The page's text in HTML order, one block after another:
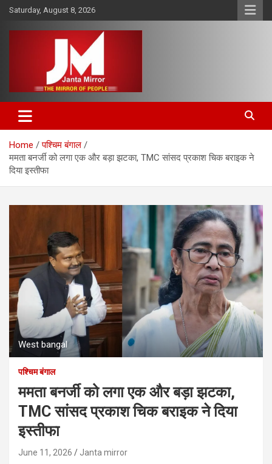
Skip
content
Saturday, August 8, 2026
Janta Mirror
Home
पश्चिम बंगाल
ममता बनर्जी को लगा एक और बड़ा झटका, TMC सांसद प्रकाश चिक बराइक ने
दिया इस्तीफा
West bangal
पश्चिम बंगाल
ममता बनर्जी को लगा एक और बड़ा झटका,
TMC सांसद प्रकाश चिक बराइक ने दिया
इस्तीफा
June 11, 2026 Janta mirror